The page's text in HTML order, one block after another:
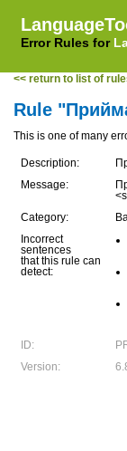
Error Rules for
<< return to list of
Rule
This is one of many
Description:
Message:
Category:
Incorrect
sentences
that this rule can
detect:
ID:
Version: